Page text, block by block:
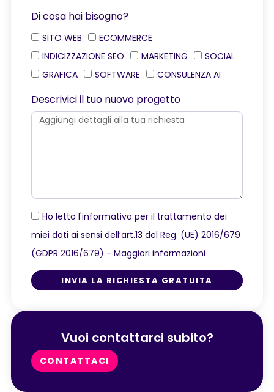
Di cosa hai bisogno?
SITO WEB
ECOMMERCE
INDICIZZAZIONE SEO
MARKETING
SOCIAL
GRAFICA
SOFTWARE CONSULENZA AI
Descrivici il tuo nuovo progetto
Ho letto l'informativa per il trattamento dei
miei dati ai sensi dell’art.13 del Reg. (UE) 2016/679
(GDPR 2016/679) - Maggiori informazioni
INVIA LA RICHIESTA GRATUITA
Vuoi contattarci subito?
CONTATTACI